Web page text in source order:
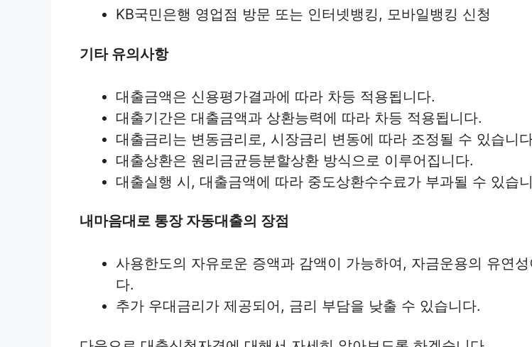
KB국민은행 영업점 방문 또는 인터넷뱅킹, 모바일뱅킹 신청
기타 유의사항
대출금액은 신용평가결과에 따라 차등 적용됩니다.
대출기간은 대출금액과 상환능력에 따라 차등 적용됩니다.
대출금리는 변동금리로, 시장금리 변동에 따라 조정될 수 있습니
대출상환은 원리금균등분할상환 방식으로 이루어집니다.
대출실행 시, 대출금액에 따라 중도상환수수료가 부과될 수 있습
내마음대로 통장 자동대출의 장점
사용한도의 자유로운 증액과 감액이 가능하여, 자금운용의 유연성
다.
추가 우대금리가 제공되어, 금리 부담을 낮출 수 있습니다.